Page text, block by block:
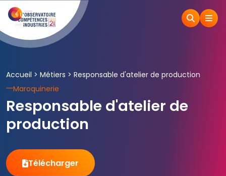
Accueil > Métiers > Responsable d'atelier de production
Maroquinerie
Responsable d'atelier de
production
Télécharger